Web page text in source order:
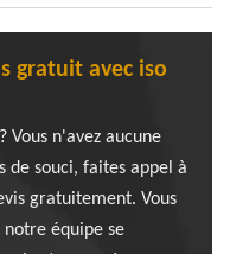
gratuit avec iso
Vous n'avez aucune
de souci, faites appel à
gratuitement. Vous
notre équipe se